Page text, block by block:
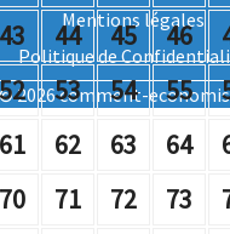
43 44 45 46
52 53 54 55
61 62 63 64
70 71 72 73
Mentions légales
Politique de
© 2026 comment-